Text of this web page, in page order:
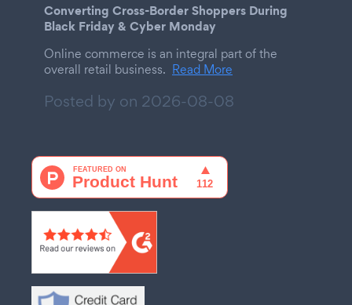
Converting Cross-Border Shoppers During
Black Friday & Cyber Monday
Online commerce is an integral part of the
overall retail business. Read More
Posted by on 2026-08-08